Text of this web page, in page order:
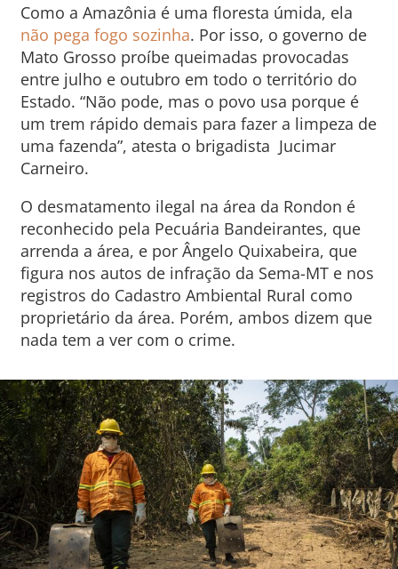
Como a Amazônia é uma floresta úmida, ela
não pega fogo sozinha. Por isso, o governo de
Mato Grosso proíbe queimadas provocadas
entre julho e outubro em todo o território do
Estado. “Não pode, mas o povo usa porque é
um trem rápido demais para fazer a limpeza de
uma fazenda”, atesta o brigadista Jucimar
Carneiro.
O desmatamento ilegal na área da Rondon é
reconhecido pela Pecuária Bandeirantes, que
arrenda a área, e por Ângelo Quixabeira, que
figura nos autos de infração da Sema-MT e nos
registros do Cadastro Ambiental Rural como
proprietário da área. Porém, ambos dizem que
nada tem a ver com o crime.